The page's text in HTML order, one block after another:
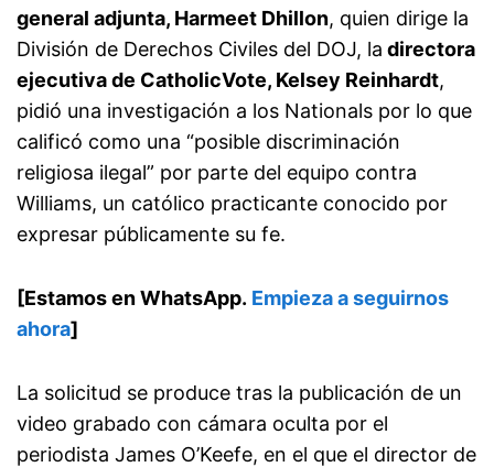
general adjunta, Harmeet Dhillon, quien dirige la
División de Derechos Civiles del DOJ, la directora
ejecutiva de CatholicVote, Kelsey Reinhardt,
pidió una investigación a los Nationals por lo que
calificó como una “posible discriminación
religiosa ilegal” por parte del equipo contra
Williams, un católico practicante conocido por
expresar públicamente su fe.
[Estamos en WhatsApp. Empieza a seguirnos
ahora]
La solicitud se produce tras la publicación de un
video grabado con cámara oculta por el
periodista James O’Keefe, en el que el director de